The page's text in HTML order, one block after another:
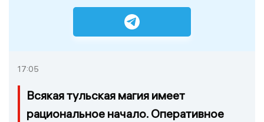
17:05
Всякая тульская магия имеет
рациональное начало. Оперативное